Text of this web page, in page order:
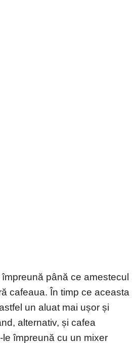
până ce amestecul
cafeaua. În timp ce aceasta
un aluat mai ușor și
alternativ, și cafea
împreună cu un mixer